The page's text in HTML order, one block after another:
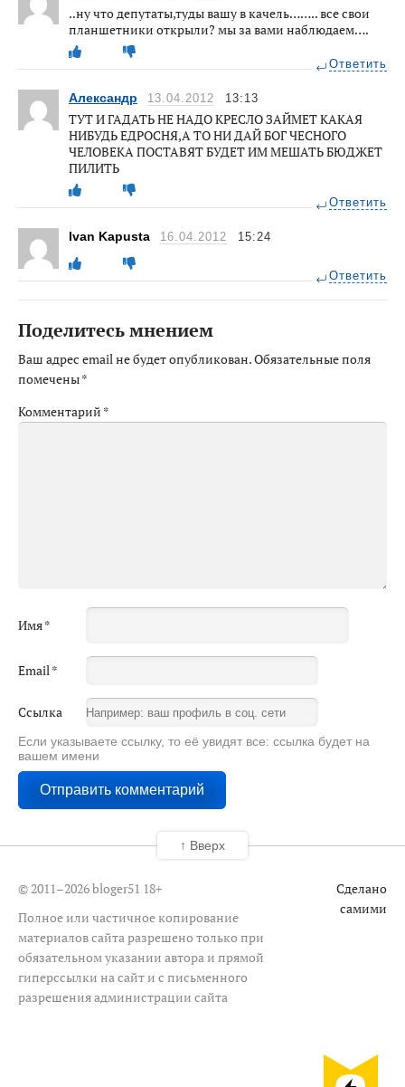
..ну что депутаты,туды вашу в качель…….. все свои
планшетники открыли? мы за вами наблюдаем….
Ответить
Александр 13.04.2012 13:13
ТУТ И ГАДАТЬ НЕ НАДО КРЕСЛО ЗАЙМЕТ КАКАЯ
НИБУДЬ ЕДРОСНЯ,А ТО НИ ДАЙ БОГ ЧЕСНОГО
ЧЕЛОВЕКА ПОСТАВЯТ БУДЕТ ИМ МЕШАТЬ БЮДЖЕТ
ПИЛИТЬ
Ответить
Ivan Kapusta 16.04.2012 15:24
Ответить
Поделитесь мнением
Ваш адрес email не будет опубликован.Обязательные поля
помечены*
Комментарий *
Имя*
Email *
Ссылка
Если указываете ссылку, то её увидят все: ссылка будет на
вашем имени
© 2011–2026 bloger51 18+
Полное или частичное копирование
материалов сайта разрешено только при
обязательном указании автора и прямой
гиперссылки на сайт и с письменного
разрешения администрации сайта
Сделано
самими
↑ Вверх